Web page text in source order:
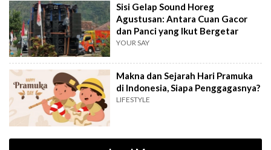
Sisi Gelap Sound Horeg
Agustusan: Antara Cuan Gacor
dan Panci yang Ikut Bergetar
YOUR SAY
Makna dan Sejarah Hari Pramuka
di Indonesia, Siapa Penggagasnya?
LIFESTYLE